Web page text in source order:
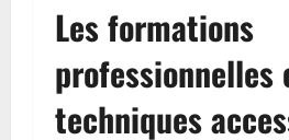
Les formations
professionnelles
techniques